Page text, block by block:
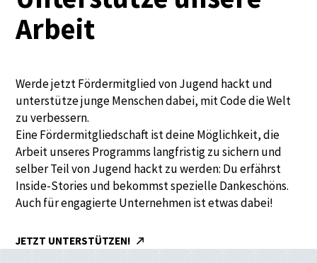
Arbeit
Werde jetzt Fördermitglied von Jugend hackt und
unterstütze junge Menschen dabei, mit Code die Welt
zu verbessern.
Eine Fördermitgliedschaft ist deine Möglichkeit, die
Arbeit unseres Programms langfristig zu sichern und
selber Teil von Jugend hackt zu werden: Du erfährst
Inside-Stories und bekommst spezielle Dankeschöns.
Auch für engagierte Unternehmen ist etwas dabei!
JETZT UNTERSTÜTZEN!